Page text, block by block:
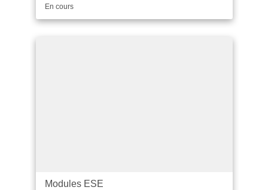
Durée
En cours
Modules ESE